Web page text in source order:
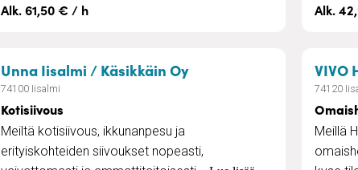
Alk. 61,50 € / h Alk.
Unna Iisalmi / Käsikkäin Oy– Kotisiivous
74100 Iisalmi
Kotisiivous
Meiltä kotisiivous, ikkunanpesu ja
erityiskohteiden siivoukset nopeasti,
VIVO
74120
Meillä